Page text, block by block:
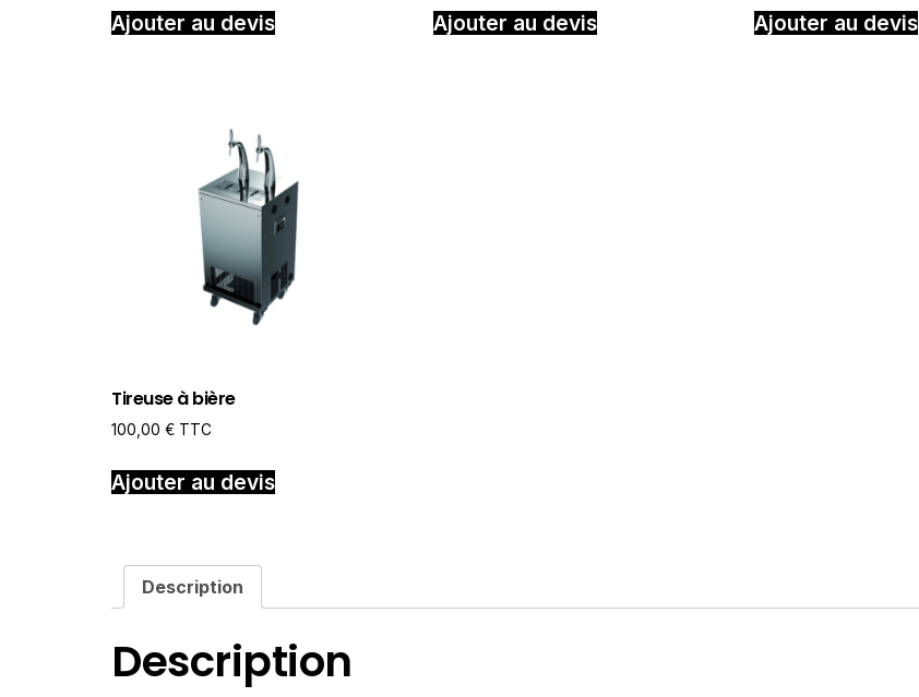
Ajouter au devis Ajouter au devis Ajouter au devis
Tireuse à bière
100,00 € TTC
Ajouter au devis
Description
Description